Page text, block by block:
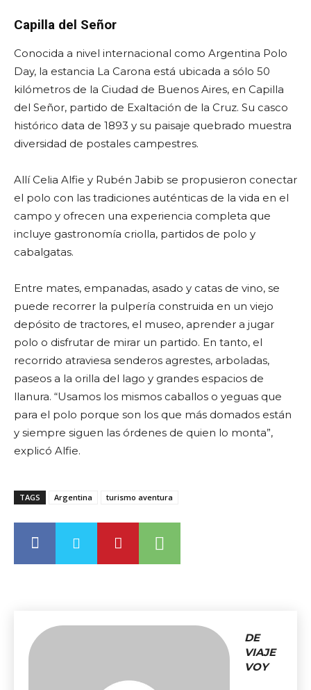
Capilla del Señor
Conocida a nivel internacional como Argentina Polo
Day, la estancia La Carona está ubicada a sólo 50
kilómetros de la Ciudad de Buenos Aires, en Capilla
del Señor, partido de Exaltación de la Cruz. Su casco
histórico data de 1893 y su paisaje quebrado muestra
diversidad de postales campestres.
Allí Celia Alfie y Rubén Jabib se propusieron conectar
el polo con las tradiciones auténticas de la vida en el
campo y ofrecen una experiencia completa que
incluye gastronomía criolla, partidos de polo y
cabalgatas.
Entre mates, empanadas, asado y catas de vino, se
puede recorrer la pulpería construida en un viejo
depósito de tractores, el museo, aprender a jugar
polo o disfrutar de mirar un partido. En tanto, el
recorrido atraviesa senderos agrestes, arboladas,
paseos a la orilla del lago y grandes espacios de
llanura. “Usamos los mismos caballos o yeguas que
para el polo porque son los que más domados están
y siempre siguen las órdenes de quien lo monta”,
explicó Alfie.
TAGS Argentina turismo aventura
DE
VIAJE
VOY